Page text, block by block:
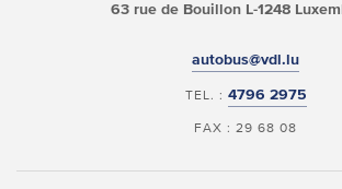
63 rue de BouillonL-1248
autobus@vdl.lu
TEL. : 4796 2975
FAX : 29 68 08